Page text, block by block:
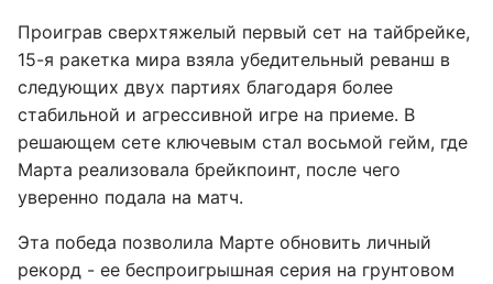
Проиграв сверхтяжелый первый сет на тайбрейке,
15-я ракетка мира взяла убедительный реванш в
следующих двух партиях благодаря более
стабильной и агрессивной игре на приеме. В
решающем сете ключевым стал восьмой гейм, где
Марта реализовала брейкпоинт, после чего
уверенно подала на матч.
Эта победа позволила Марте обновить личный
рекорд - ее беспроигрышная серия на грунтовом